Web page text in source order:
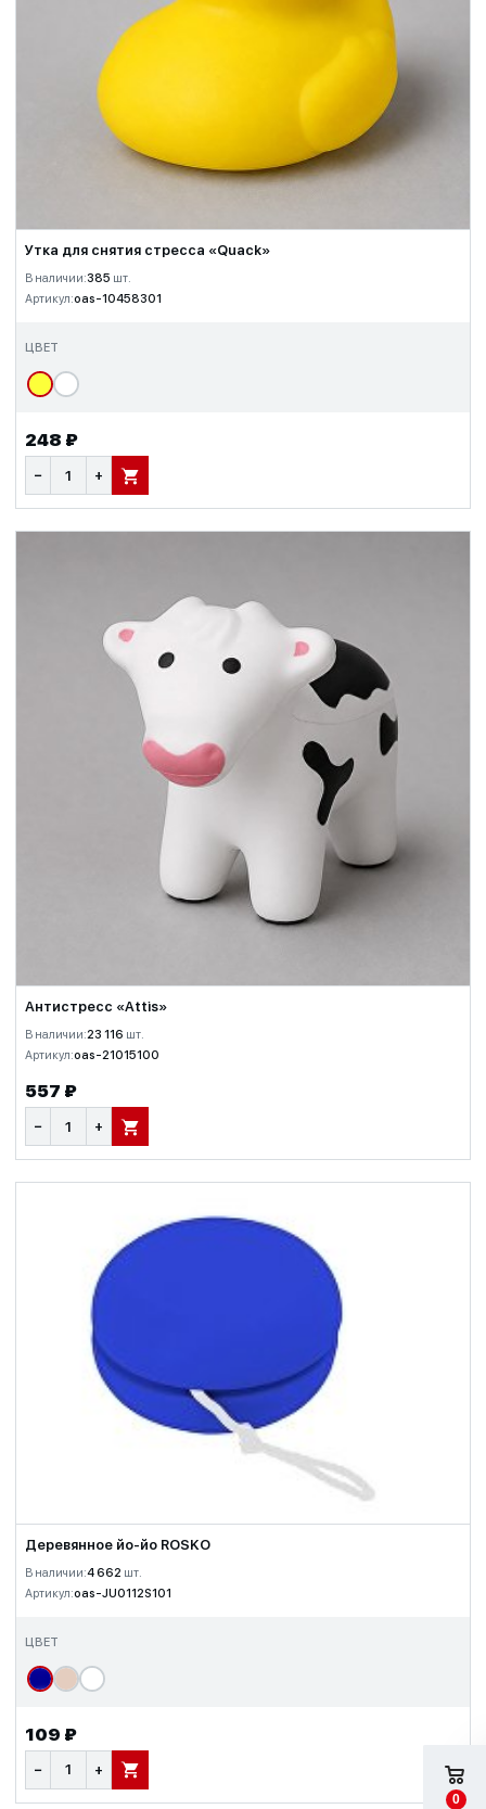
Утка для снятия стресса «Quack»
В наличии:385 шт.
Артикул:oas-10458301
ЦВЕТ
248 ₽
− + В КОРЗИНУ
Антистресс «Attis»
В наличии:23 116 шт.
Артикул:oas-21015100
557 ₽
− + В КОРЗИНУ
Деревянное йо-йо ROSKO
В наличии:4 662 шт.
Артикул:oas-JU0112S101
ЦВЕТ
109 ₽
− + В КОРЗИНУ
0